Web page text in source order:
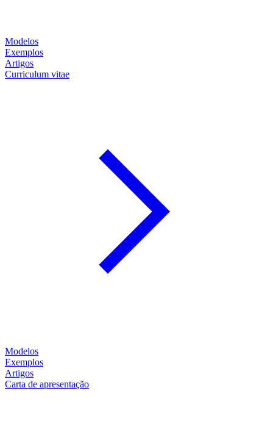
Modelos
Exemplos
Artigos
Curriculum vitae
Modelos
Exemplos
Artigos
Carta de apresentação